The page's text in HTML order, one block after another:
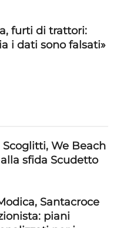
furti di trattori:
i dati sono falsati»
Scoglitti, We Beach
sfida Scudetto
Santacroce
piani